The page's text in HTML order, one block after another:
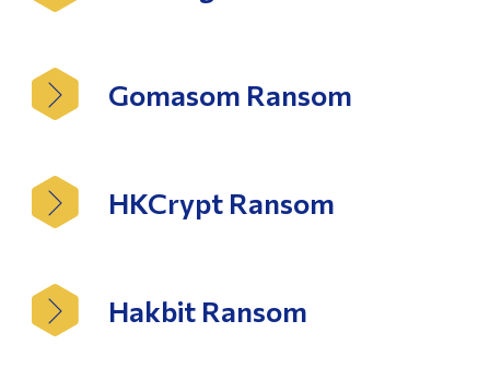
Gomasom Ransom
HKCrypt Ransom
Hakbit Ransom